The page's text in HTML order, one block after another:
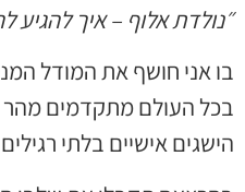
אלוף – איך להגיע
אני חושף את המודל
העולם מתקדמים מהר
אישיים בלתי